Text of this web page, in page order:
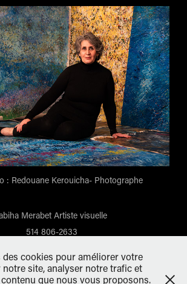
: Redouane Kerouicha- Photographe
Merabet Artiste visuelle
514 806-2633
- Québec - Canada
cookies pour améliorer votre
notre site, analyser notre trafic et
que nous vous proposons.